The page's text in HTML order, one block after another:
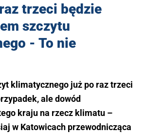
trzeci będzie
szczytu
- To nie
klimatycznego już po raz trzeci
ale dowód
kraju na rzecz klimatu –
w Katowicach przewodnicząca